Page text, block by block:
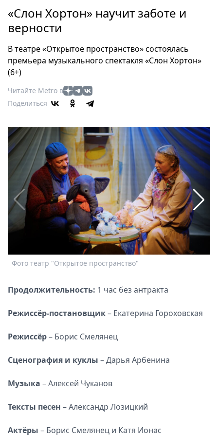
Россия
Мир
Еда
Туризм
Театр
Кино
Книги
Выставки
Пресс-
релизы
О
Metro
Стримы
Спецпроекты
Звезды
Выборы
2026
Metro
«Слон Хортон» научит заботе и
верности
В театре «Открытое пространство» состоялась
премьера музыкального спектакля «Слон Хортон»
(6+)
Читайте Metro в
Поделиться
Фото театр "Открытое пространство"
Продолжительность: 1 час без антракта
Режиссёр-постановщик– Екатерина Гороховская
Режиссёр– Борис Смелянец
Сценография и куклы – Дарья Арбенина
Музыка – Алексей Чуканов
Тексты песен – Александр Лозицкий
Актёры – Борис Смелянец и Катя Ионас